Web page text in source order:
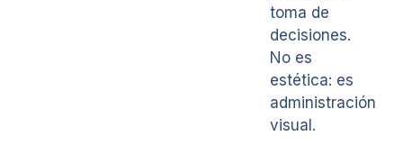
toma de
decisiones.
No es
estética: es
administración
visual.